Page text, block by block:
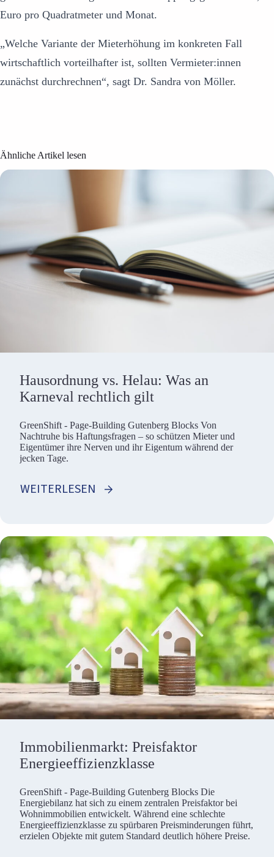
Euro pro Quadratmeter und Monat.
„Welche Variante der Mieterhöhung im konkreten Fall
wirtschaftlich vorteilhafter ist, sollten Vermieter:innen
zunächst durchrechnen“, sagt Dr. Sandra von Möller.
Ähnliche Artikel lesen
Hausordnung vs. Helau: Was an
Karneval rechtlich gilt
GreenShift - Page-Building Gutenberg Blocks Von
Nachtruhe bis Haftungsfragen – so schützen Mieter und
Eigentümer ihre Nerven und ihr Eigentum während der
jecken Tage.
WEITERLESEN
Immobilienmarkt: Preisfaktor
Energieeffizienzklasse
GreenShift - Page-Building Gutenberg Blocks Die
Energiebilanz hat sich zu einem zentralen Preisfaktor bei
Wohnimmobilien entwickelt. Während eine schlechte
Energieeffizienzklasse zu spürbaren Preisminderungen führt,
erzielen Objekte mit gutem Standard deutlich höhere Preise.